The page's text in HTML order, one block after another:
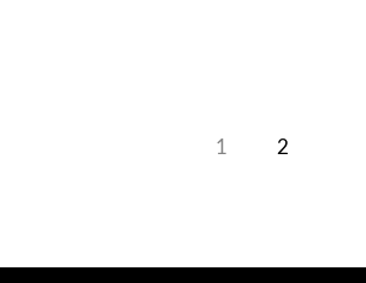
1 2